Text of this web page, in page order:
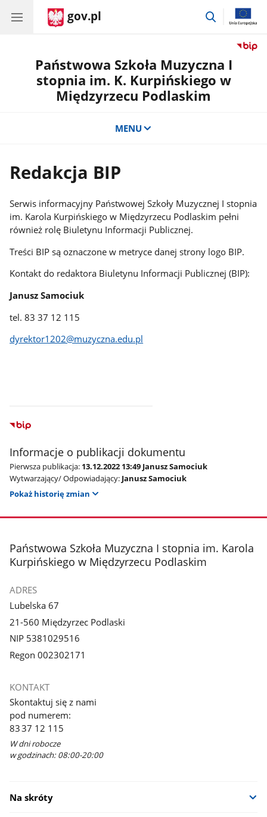
gov.pl
przejdź
Państwowa Szkoła Muzyczna I
stopnia im. K. Kurpińskiego w
Międzyrzecu Podlaskim
MENU
Redakcja BIP
Serwis informacyjny Państwowej Szkoły Muzycznej I stopnia
im. Karola Kurpińskiego w Międzyrzecu Podlaskim pełni
również rolę Biuletynu Informacji Publicznej.
Treści BIP są oznaczone w metryce danej strony logo BIP.
Kontakt do redaktora Biuletynu Informacji Publicznej (BIP):
Janusz Samociuk
tel. 83 37 12 115
dyrektor1202@muzyczna.edu.pl
Informacje o publikacji dokumentu
Pierwsza publikacja: 13.12.2022 13:49 Janusz Samociuk
Wytwarzający/ Odpowiadający: Janusz Samociuk
Pokaż historię zmian
stopka
Państwowa Szkoła Muzyczna I stopnia im. Karola
Kurpińskiego w Międzyrzecu Podlaskim
ADRES
Lubelska 67
21-560 Międzyrzec Podlaski
NIP 5381029516
Regon 002302171
KONTAKT
Skontaktuj się z nami
pod numerem:
83 37 12 115
W dni robocze
w godzinach: 08:00-20:00
Na skróty